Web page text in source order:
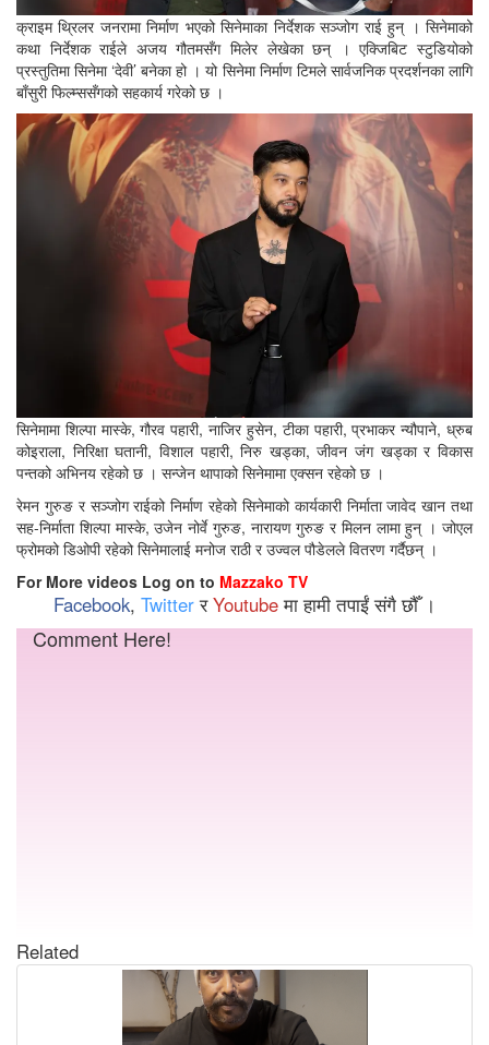
क्राइम थ्रिलर जनरामा निर्माण भएको सिनेमाका निर्देशक सञ्जोग राई हुन् । सिनेमाको
कथा निर्देशक राईले अजय गौतमसँग मिलेर लेखेका छन् । एक्जिबिट स्टुडियोको
प्रस्तुतिमा सिनेमा ‘देवी’ बनेका हो । यो सिनेमा निर्माण टिमले सार्वजनिक प्रदर्शनका लागि
बाँसुरी फिल्म्ससँगको सहकार्य गरेको छ ।
सिनेमामा शिल्पा मास्के, गौरव पहारी, नाजिर हुसेन, टीका पहारी, प्रभाकर न्यौपाने, ध्रुब
कोइराला, निरिक्षा घतानी, विशाल पहारी, निरु खड्का, जीवन जंग खड्का र विकास
पन्तको अभिनय रहेको छ । सन्जेन थापाको सिनेमामा एक्सन रहेको छ ।
रेमन गुरुङ र सञ्जोग राईको निर्माण रहेको सिनेमाको कार्यकारी निर्माता जावेद खान तथा
सह-निर्माता शिल्पा मास्के, उजेन नोर्वे गुरुङ, नारायण गुरुङ र मिलन लामा हुन् । जोएल
फ्रोमको डिओपी रहेको सिनेमालाई मनोज राठी र उज्वल पौडेलले वितरण गर्दैछन् ।
For More videos Log on to Mazzako TV
Facebook, TwitterरYoutubeमा हामी तपाईं संगै छौँ ।
Comment Here!
Related